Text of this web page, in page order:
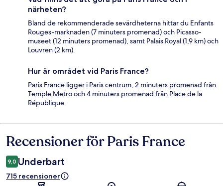
närheten?
Bland de rekommenderade sevärdheterna hittar du Enfants
Rouges-marknaden (7 minuters promenad) och Picasso-
museet (12 minuters promenad), samt Palais Royal (1,9 km) och
Louvren (2 km).
Hur är området vid Paris France?
Paris France ligger i Paris centrum, 2 minuters promenad från
Temple Metro och 4 minuters promenad från Place de la
République.
Recensioner
Recensioner för Paris France
9,0 Underbart
715 recensioner